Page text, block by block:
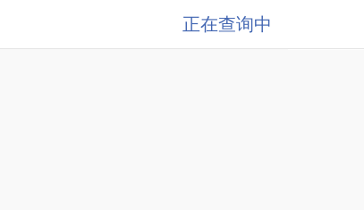
正在查询中